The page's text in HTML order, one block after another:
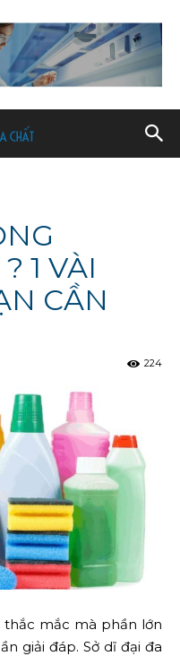
1 VÀI
CẦN
224
mắc mà phần lớn
giải đáp. Sở dĩ đại đa